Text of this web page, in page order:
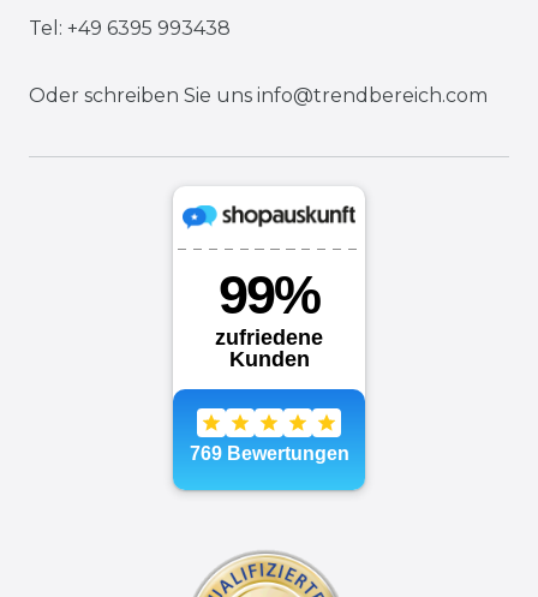
Tel: +49 6395 993438
Oder schreiben Sie uns info@trendbereich.com